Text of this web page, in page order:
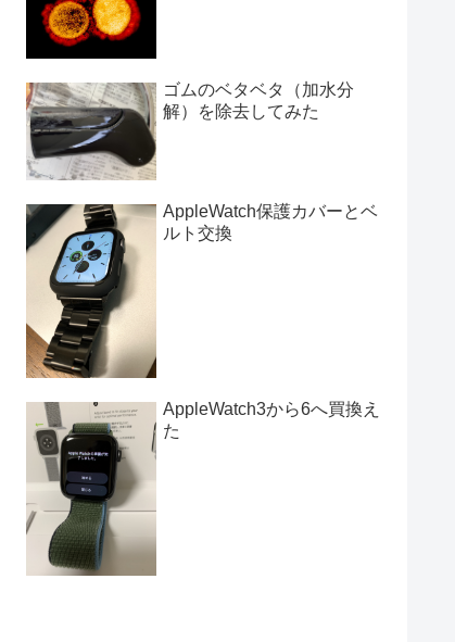
ゴムのベタベタ（加水分
解）を除去してみた
AppleWatch保護カバーとベ
ルト交換
AppleWatch3から6へ買換え
た